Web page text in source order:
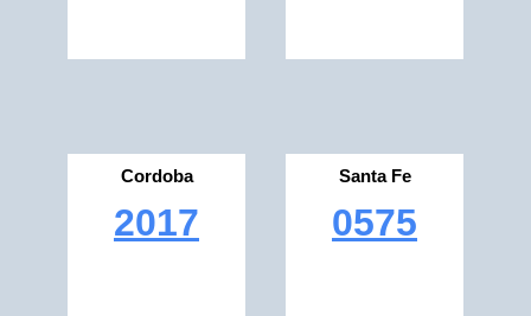
Cordoba
2017
Santa Fe
0575